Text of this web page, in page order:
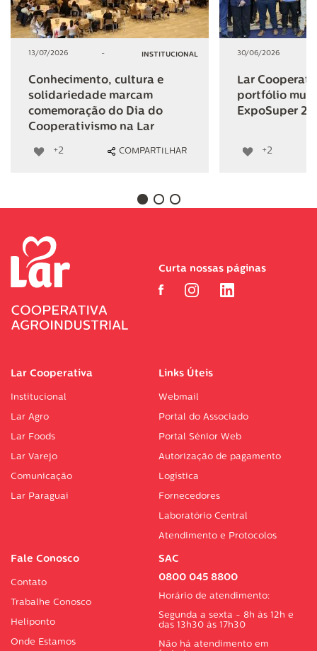
13/07/2026 - INSTITUCIONAL
Conhecimento, cultura e
solidariedade marcam
comemoração do Dia do
Cooperativismo na Lar
+2 COMPARTILHAR
30/06/2026
Lar
portfólio
ExpoSuper
+2
Lar Cooperativa
Institucional
Lar Agro
Lar Foods
Lar Varejo
Comunicação
Lar Paraguai
Links Úteis
Webmail
Portal do Associado
Portal Sénior Web
Autorização de pagamento
Logística
Fornecedores
Laboratório Central
Atendimento e Protocolos
Fale Conosco
Contato
Trabalhe Conosco
Heliponto
Onde Estamos
SAC
0800 045 8800
Horário de atendimento:
Segunda a sexta - 8h às 12h e
das 13h30 às 17h30
Não há atendimento em
Curta nossas páginas